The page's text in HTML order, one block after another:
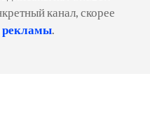
канал, скорее
.